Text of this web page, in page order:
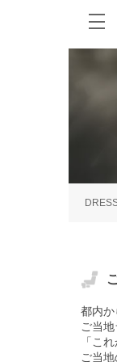
都内か
ご当
「こ
ご当